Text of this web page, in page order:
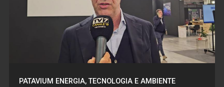
PATAVIUM ENERGIA, TECNOLOGIA E AMBIENTE